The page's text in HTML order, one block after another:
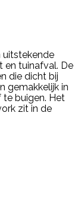
uitstekende
en tuinafval. De
die dicht bij
gemakkelijk in
buigen. Het
zit in de